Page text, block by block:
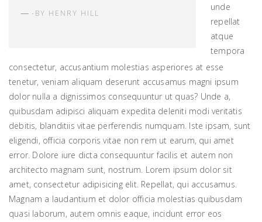
BY HENRY HILL
unde
repellat
atque
tempora
consectetur, accusantium molestias asperiores at esse
tenetur, veniam aliquam deserunt accusamus magni ipsum
dolor nulla a dignissimos consequuntur ut quas? Unde a,
quibusdam adipisci aliquam expedita deleniti modi veritatis
debitis, blanditiis vitae perferendis numquam. Iste ipsam, sunt
eligendi, officia corporis vitae non rem ut earum, qui amet
error. Dolore iure dicta consequuntur facilis et autem non
architecto magnam sunt, nostrum. Lorem ipsum dolor sit
amet, consectetur adipisicing elit. Repellat, qui accusamus.
Magnam a laudantium et dolor officia molestias quibusdam
quasi laborum, autem omnis eaque, incidunt error eos